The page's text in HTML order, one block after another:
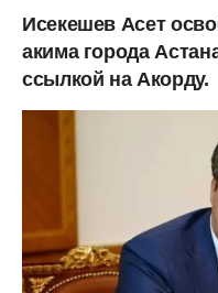
Исекешев Асет
акима города
ссылкой на Акорду.